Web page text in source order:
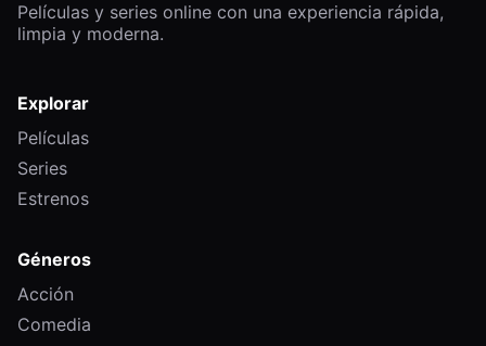
Películas y series online con una experiencia rápida,
limpia y moderna.
Explorar
Películas
Series
Estrenos
Géneros
Acción
Comedia